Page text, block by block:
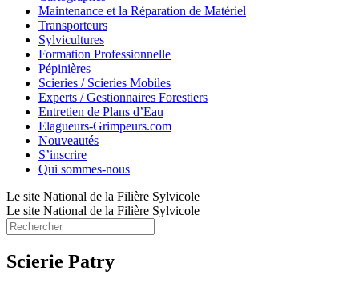
Maintenance et la Réparation de Matériel
Transporteurs
Sylvicultures
Formation Professionnelle
Pépinières
Scieries / Scieries Mobiles
Experts / Gestionnaires Forestiers
Entretien de Plans d’Eau
Elagueurs-Grimpeurs.com
Nouveautés
S’inscrire
Qui sommes-nous
Le site National de la Filière Sylvicole
Le site National de la Filière Sylvicole
Scierie Patry